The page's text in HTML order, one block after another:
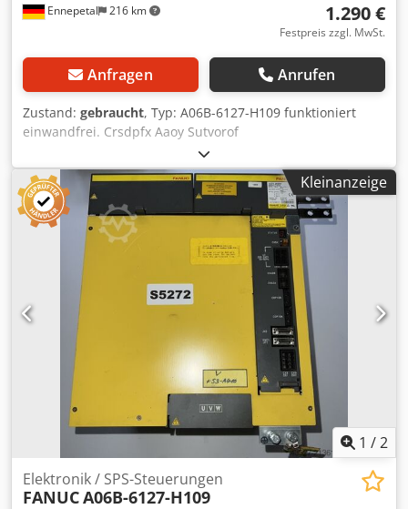
Ennepetal 216 km 1.290 €
Festpreis zzgl. MwSt.
Anfragen Anrufen
Zustand: gebraucht, Typ: A06B-6127-H109 funktioniert
einwandfrei. Crsdpfx Aaoy Sutvorof
Kleinanzeige
1 /2
Elektronik / SPS-Steuerungen
FANUCA06B-6127-H109